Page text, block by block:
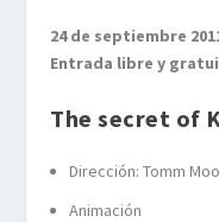
24 de septiembre
Entrada libre y
The secret of
Dirección: Tomm
Animación